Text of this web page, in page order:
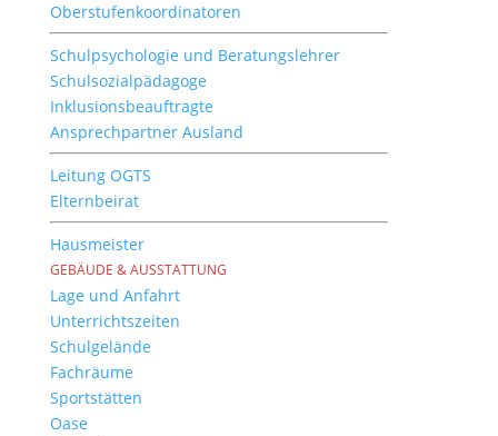
Oberstufenkoordinatoren
Schulpsychologie und Beratungslehrer
Schulsozialpädagoge
Inklusionsbeauftragte
Ansprechpartner Ausland
Leitung OGTS
Elternbeirat
Hausmeister
GEBÄUDE & AUSSTATTUNG
Lage und Anfahrt
Unterrichtszeiten
Schulgelände
Fachräume
Sportstätten
Oase